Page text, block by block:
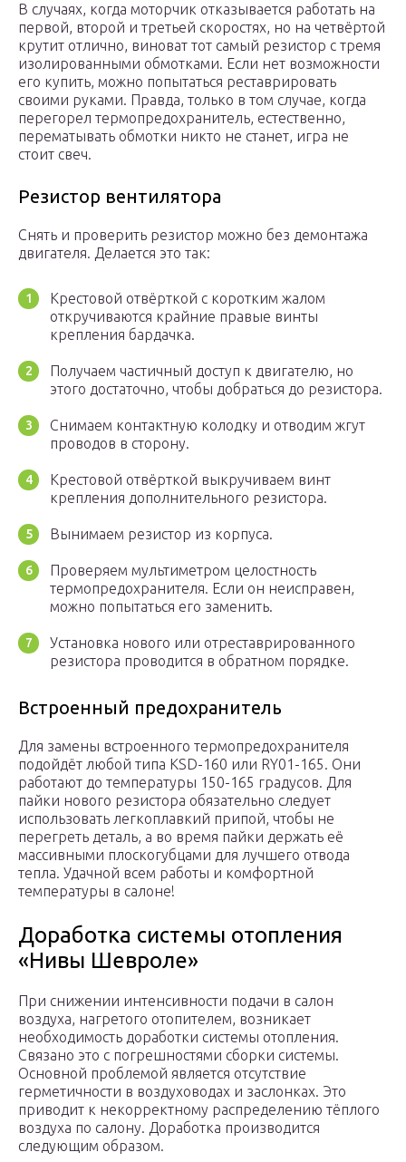
В случаях, когда моторчик отказывается работать на
первой, второй и третьей скоростях, но на четвёртой
крутит отлично, виноват тот самый резистор с тремя
изолированными обмотками. Если нет возможности
его купить, можно попытаться реставрировать
своими руками. Правда, только в том случае, когда
перегорел термопредохранитель, естественно,
перематывать обмотки никто не станет, игра не
стоит свеч.
Резистор вентилятора
Снять и проверить резистор можно без демонтажа
двигателя. Делается это так:
Крестовой отвёрткой с коротким жалом
откручиваются крайние правые винты
крепления бардачка.
Получаем частичный доступ к двигателю, но
этого достаточно, чтобы добраться до резистора.
Снимаем контактную колодку и отводим жгут
проводов в сторону.
Крестовой отвёрткой выкручиваем винт
крепления дополнительного резистора.
Вынимаем резистор из корпуса.
Проверяем мультиметром целостность
термопредохранителя. Если он неисправен,
можно попытаться его заменить.
Установка нового или отреставрированного
резистора проводится в обратном порядке.
Встроенный предохранитель
Для замены встроенного термопредохранителя
подойдёт любой типа KSD-160 или RY01-165. Они
работают до температуры 150-165 градусов. Для
пайки нового резистора обязательно следует
использовать легкоплавкий припой, чтобы не
перегреть деталь, а во время пайки держать её
массивными плоскогубцами для лучшего отвода
тепла. Удачной всем работы и комфортной
температуры в салоне!
Доработка системы отопления
«Нивы Шевроле»
При снижении интенсивности подачи в салон
воздуха, нагретого отопителем, возникает
необходимость доработки системы отопления.
Связано это с погрешностями сборки системы.
Основной проблемой является отсутствие
герметичности в воздуховодах и заслонках. Это
приводит к некорректному распределению тёплого
воздуха по салону. Доработка производится
следующим образом.